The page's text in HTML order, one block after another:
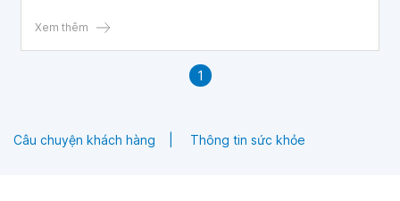
ngủ hoặc hội chứng chân không yên. Do đó, nhiều người
lành mạnh để cải thiện chất lượng giấc ngủ của mình.
Xem thêm
1
Câu chuyện khách hàng Thông tin sức khỏe